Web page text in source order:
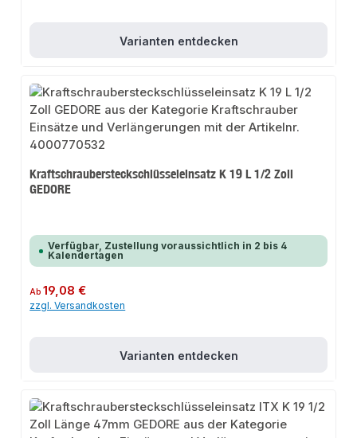
Varianten entdecken
Kraftschraubersteckschlüsseleinsatz K 19 L 1/2 Zoll
GEDORE
Verfügbar, Zustellung voraussichtlich in 2 bis 4
Kalendertagen
Regulärer Preis:
Ab19,08 €
zzgl. Versandkosten
Varianten entdecken